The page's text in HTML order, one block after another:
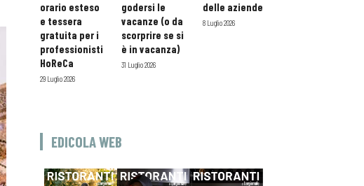
orario esteso
e tessera
gratuita per i
professionisti
HoReCa
29 Luglio 2026
godersi le
vacanze (o da
scorprire se si
è in vacanza)
31 Luglio 2026
delle aziende
8 Luglio 2026
EDICOLA WEB